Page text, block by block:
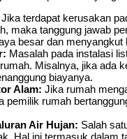
Jika terdapat kerusakan
maka tanggung jawab
besar dan
Masalah pada instalasi
Misalnya, jika ada
biayanya.
Alam: Jika rumah
pemilik rumah
Air Hujan: Salah
Hal ini termasuk dalam